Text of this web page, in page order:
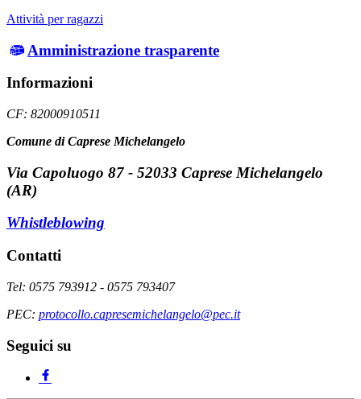
Attività per ragazzi
Amministrazione trasparente
Informazioni
CF: 82000910511
Comune di Caprese Michelangelo
Via Capoluogo 87 - 52033 Caprese Michelangelo
(AR)
Whistleblowing
Contatti
Tel: 0575 793912 - 0575 793407
PEC: protocollo.capresemichelangelo@pec.it
Seguici su